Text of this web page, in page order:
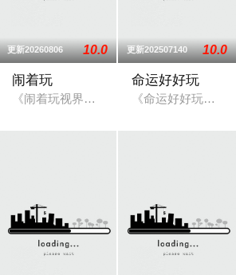
更新20260806 10.0
闹着玩
《闹着玩视界旅游》由《食尚玩家》制
更新202507140 10.0
命运好好玩
《命运好好玩》